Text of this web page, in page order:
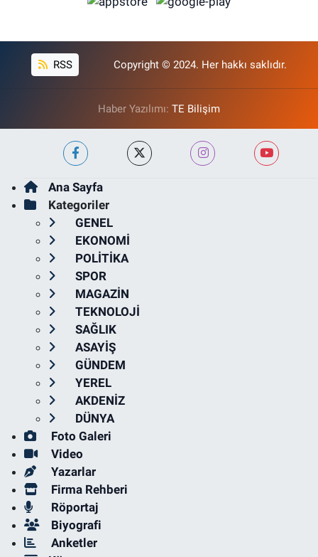
RSS Copyright © 2024. Her hakkı saklıdır.
Haber Yazılımı: TE Bilişim
Ana Sayfa
Kategoriler
GENEL
EKONOMİ
POLİTİKA
SPOR
MAGAZİN
TEKNOLOJİ
SAĞLIK
ASAYİŞ
GÜNDEM
YEREL
AKDENİZ
DÜNYA
Foto Galeri
Video
Yazarlar
Firma Rehberi
Röportaj
Biyografi
Anketler